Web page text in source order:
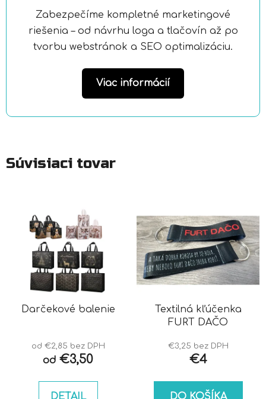
Zabezpečíme kompletné marketingové
riešenia – od návrhu loga a tlačovín až po
tvorbu webstránok a SEO optimalizáciu.
Viac informácií
Súvisiaci tovar
Darčekové balenie
od €2,85 bez DPH
od €3,50
DETAIL
Textilná kľúčenka
FURT DAČO
€3,25 bez DPH
€4
DO KOŠÍKA